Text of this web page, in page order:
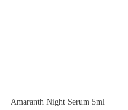
Amaranth Night Serum 5ml